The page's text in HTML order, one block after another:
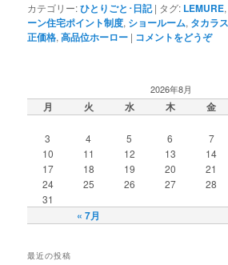
カテゴリー:ひとりごと･日記 | タグ: LEMURE
ーン住宅ポイント制度, ショールーム, タカラ
正価格,高品位ホーロー | コメントをどうぞ
2026年8月
月 火 水 木 金
« 7月
3
4 5 6 7
10
11 12 13 14
17
18 19 20 21
24
25 26 27 28
31
最近の投稿